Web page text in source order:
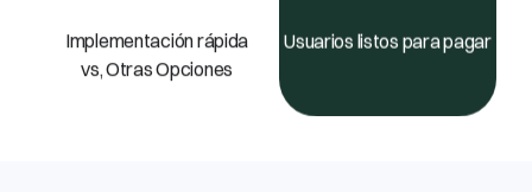
Implementación rápida
vs, Otras Opciones
Usuarios listos para pagar